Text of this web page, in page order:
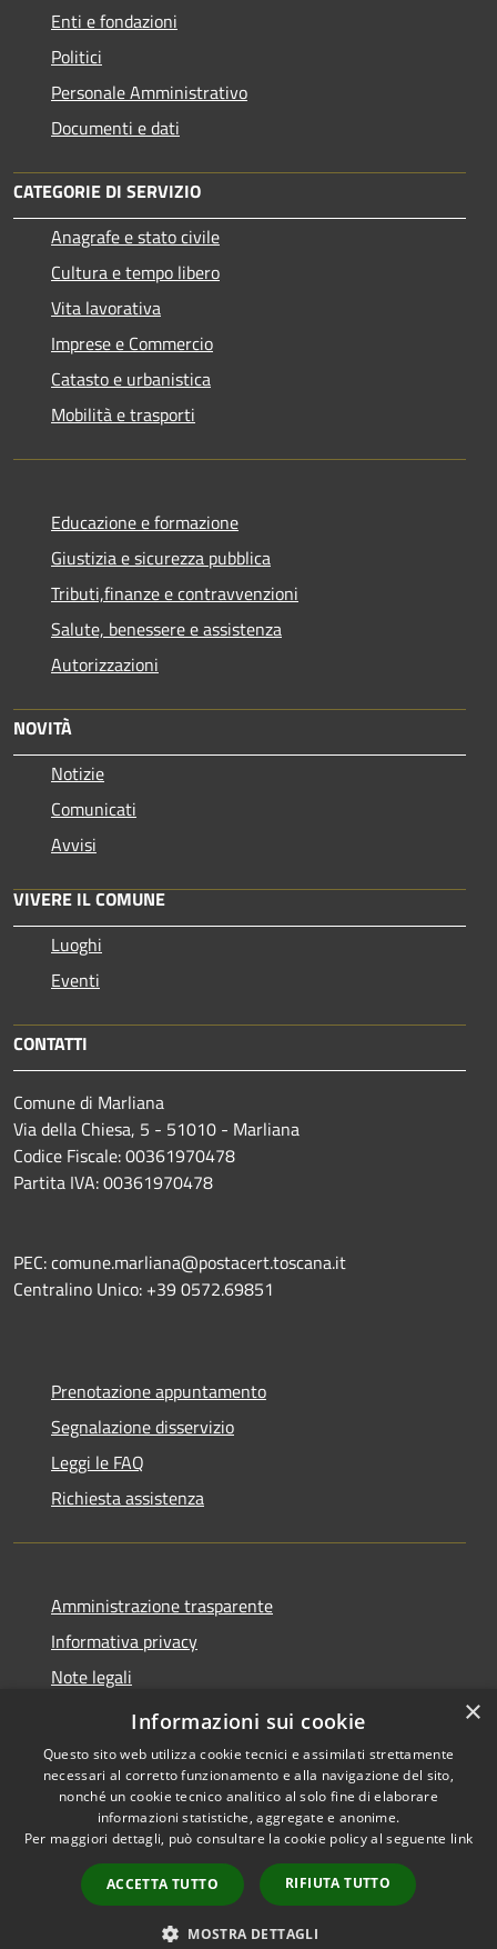
Enti e fondazioni
Politici
Personale Amministrativo
Documenti e dati
CATEGORIE DI SERVIZIO
Anagrafe e stato civile
Cultura e tempo libero
Vita lavorativa
Imprese e Commercio
Catasto e urbanistica
Mobilità e trasporti
Educazione e formazione
Giustizia e sicurezza pubblica
Tributi,finanze e contravvenzioni
Salute, benessere e assistenza
Autorizzazioni
NOVITÀ
Notizie
Comunicati
Avvisi
VIVERE IL COMUNE
Luoghi
Eventi
CONTATTI
Comune di Marliana
Via della Chiesa, 5 - 51010 - Marliana
Codice Fiscale: 00361970478
Partita IVA: 00361970478
PEC: comune.marliana@postacert.toscana.it
Centralino Unico: +39 0572.69851
Prenotazione appuntamento
Segnalazione disservizio
Leggi le FAQ
Richiesta assistenza
Amministrazione trasparente
Informativa privacy
Note legali
Dichiarazione di accessibilità
Accessibilità
Copyright © 2026 • Comune di
Marliana • Powered by
Municipium•
Accesso
redazione
×
Informazioni sui cookie
Questo sito web utilizza cookie tecnici e assimilati strettamente
necessari al corretto funzionamento e alla navigazione del sito,
nonché un cookie tecnico analitico al solo fine di elaborare
informazioni statistiche, aggregate e anonime.
Per maggiori dettagli, può consultare la cookie policy al seguente link
ACCETTA TUTTO RIFIUTA TUTTO
MOSTRA DETTAGLI